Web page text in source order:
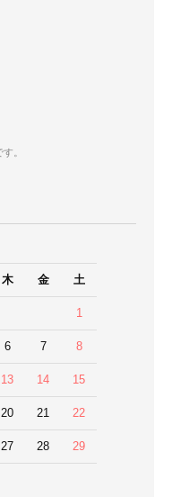
。
木 金 土
1
6 7 8
13 14 15
20 21 22
27 28 29